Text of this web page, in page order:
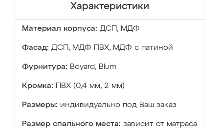
Характеристики
Материал корпуса: ДСП, МДФ
Фасад: ДСП, МДФ ПВХ, МДФ с патиной
Фурнитура: Boyard, Blum
Кромка: ПВХ (0,4 мм, 2 мм)
Размеры: индивидуально под Ваш заказ
Размер спального места: зависит от матраса